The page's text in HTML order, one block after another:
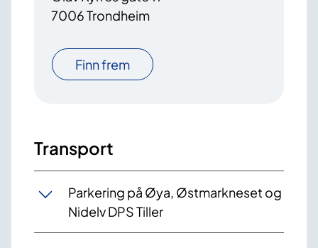
7006 Trondheim
Finn frem
Transport
Parkering på Øya, Østmarkneset og
Nidelv DPS Tiller